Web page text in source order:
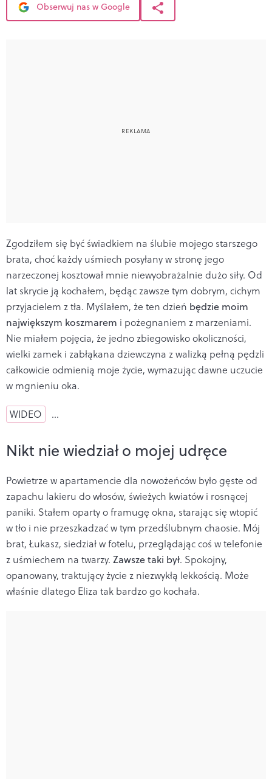
Obserwuj nas w Google
Zgodziłem się być świadkiem na ślubie mojego starszego
brata, choć każdy uśmiech posyłany w stronę jego
narzeczonej kosztował mnie niewyobrażalnie dużo siły. Od
lat skrycie ją kochałem, będąc zawsze tym dobrym, cichym
przyjacielem z tła. Myślałem, że ten dzień będzie moim
największym koszmarem i pożegnaniem z marzeniami.
Nie miałem pojęcia, że jedno zbiegowisko okoliczności,
wielki zamek i zabłąkana dziewczyna z walizką pełną pędzli
całkowicie odmienią moje życie, wymazując dawne uczucie
w mgnieniu oka.
WIDEO …
Nikt nie wiedział o mojej udręce
Powietrze w apartamencie dla nowożeńców było gęste od
zapachu lakieru do włosów, świeżych kwiatów i rosnącej
paniki. Stałem oparty o framugę okna, starając się wtopić
w tło i nie przeszkadzać w tym przedślubnym chaosie. Mój
brat, Łukasz, siedział w fotelu, przeglądając coś w telefonie
z uśmiechem na twarzy. Zawsze taki był. Spokojny,
opanowany, traktujący życie z niezwykłą lekkością. Może
właśnie dlatego Eliza tak bardzo go kochała.